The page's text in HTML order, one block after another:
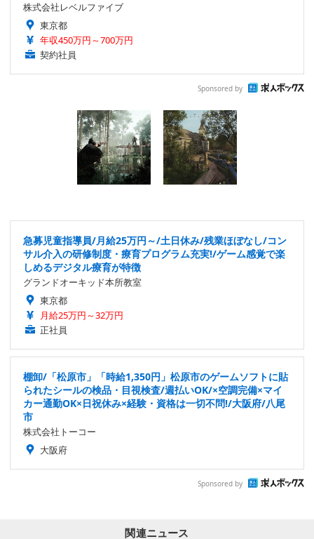
株式会社レベルファイブ
東京都
年収450万円～700万円
契約社員
Sponsored by
急募児童指導員/月給25万円～/土日休み/残業ほぼなし/コン
サル介入の研修制度・療育プログラム充実!/ゲーム感覚で楽
しめるデジタル療育が特徴
グランドオーキッド本所教室
東京都
月給25万円～32万円
正社員
棚卸/「松原市」「時給1,350円」松原市のゲームソフトに貼
られたシールの検品・目視検査/週払いOK/×空調完備×マイ
カー通勤OK×日祝休み×経験・資格は一切不問!/大阪府/八尾
市
株式会社トーコー
大阪府
Sponsored by
関連ニュース